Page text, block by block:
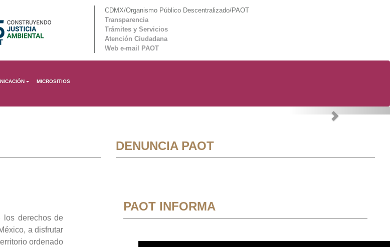
CDMX/Organismo Público Descentralizado/PAOT
Transparencia
Trámites y Servicios
Atención Ciudadana
Web e-mail PAOT
MICROSITIOS
Next
los derechos de
a disfrutar
ordenado
DENUNCIA PAOT
PAOT INFORMA